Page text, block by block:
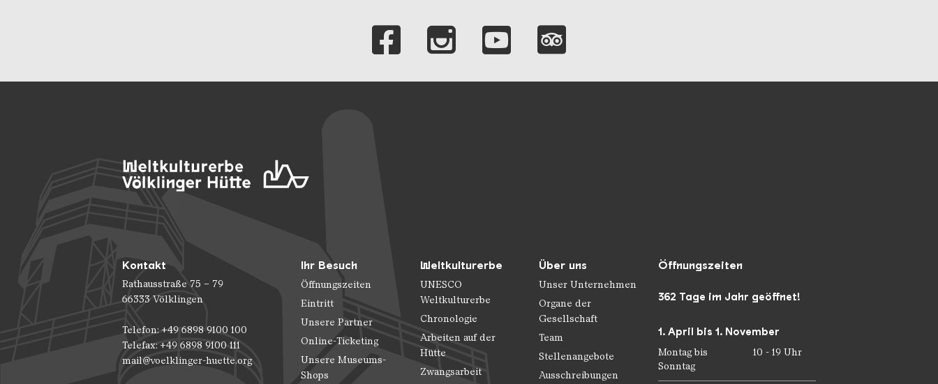
Verlinkungen zu unseren
Kontakt
Rathausstraße 75 – 79
66333 Völklingen
Telefon: +49 6898 9100 100
Telefax: +49 6898 9100 111
mail@voelklinger-huette.org
Ihr Besuch
Öffnungszeiten
Eintritt
Unsere Partner
Online-Ticketing
Unsere Museums-
Shops
Weltkulturerbe
UNESCO
Weltkulturerbe
Chronologie
Arbeiten auf der
Hütte
Zwangsarbeit
Über uns
Unser Unternehmen
Organe der
Gesellschaft
Team
Stellenangebote
Ausschreibungen
Öffnungszeiten
362 Tage im Jahr geöffnet!
1. April bis 1. November
Montag bis
Sonntag
10 - 19 Uhr